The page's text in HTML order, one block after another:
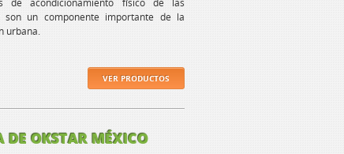
de acondicionamiento físico de las
son un componente importante de la
urbana.
VER PRODUCTOS
DE OKSTAR MÉXICO